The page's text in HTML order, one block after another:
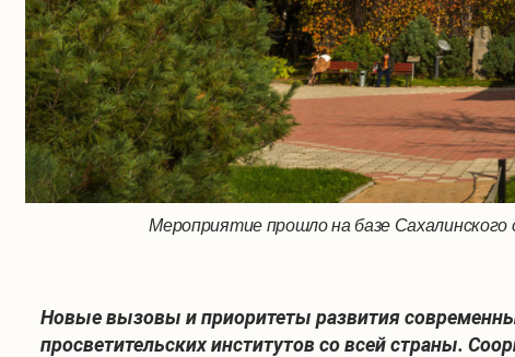
Мероприятие прошло на базе
Новые вызовы и приоритеты развития
просветительских институтов со всей страны.